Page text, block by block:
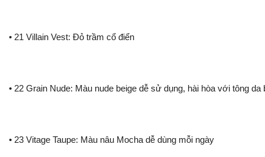
• 21 Villain Vest: Đỏ trầm cổ điển
• 22 Grain Nude: Màu nude beige dễ sử dụng, hài hòa với tông da
• 23 Vitage Taupe: Màu nâu Mocha dễ dùng mỗi ngày